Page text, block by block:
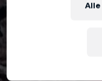
Alle